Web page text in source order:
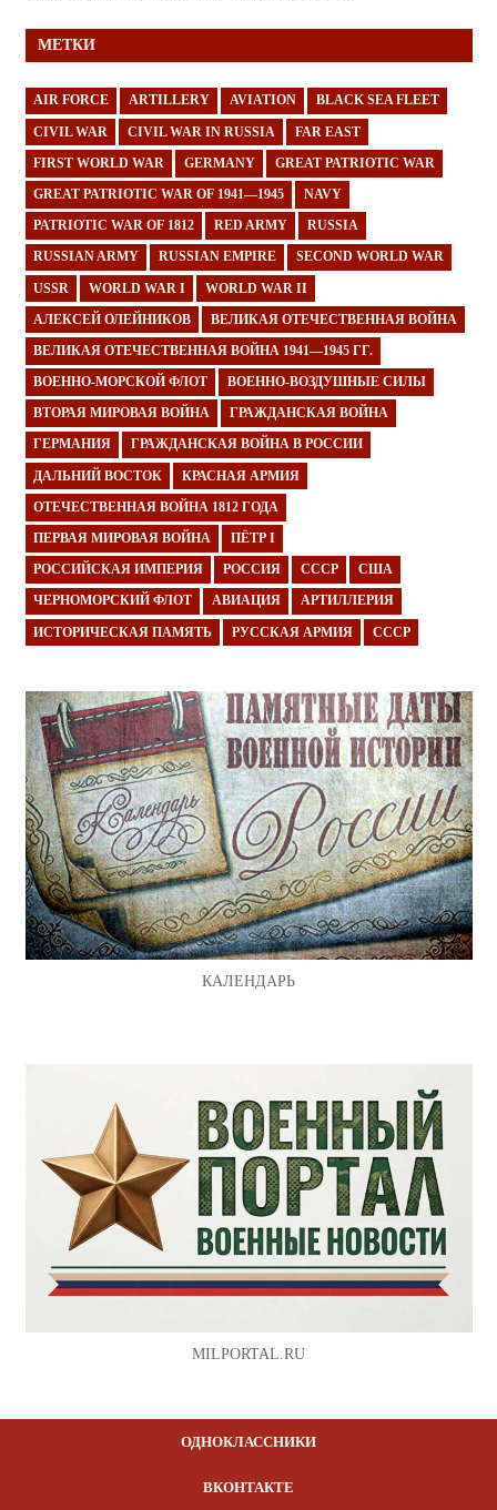
МЕТКИ
AIR FORCE ARTILLERY AVIATION BLACK SEA FLEET
CIVIL WAR CIVIL WAR IN RUSSIA FAR EAST
FIRST WORLD WAR GERMANY GREAT PATRIOTIC WAR
GREAT PATRIOTIC WAR OF 1941—1945 NAVY
PATRIOTIC WAR OF 1812 RED ARMY RUSSIA
RUSSIAN ARMY RUSSIAN EMPIRE SECOND WORLD WAR
USSR WORLD WAR I WORLD WAR II
АЛЕКСЕЙ ОЛЕЙНИКОВ ВЕЛИКАЯ ОТЕЧЕСТВЕННАЯ ВОЙНА
ВЕЛИКАЯ ОТЕЧЕСТВЕННАЯ ВОЙНА 1941—1945 ГГ.
ВОЕННО-МОРСКОЙ ФЛОТ ВОЕННО-ВОЗДУШНЫЕ СИЛЫ
ВТОРАЯ МИРОВАЯ ВОЙНА ГРАЖДАНСКАЯ ВОЙНА
ГЕРМАНИЯ ГРАЖДАНСКАЯ ВОЙНА В РОССИИ
ДАЛЬНИЙ ВОСТОК КРАСНАЯ АРМИЯ
ОТЕЧЕСТВЕННАЯ ВОЙНА 1812 ГОДА
ПЕРВАЯ МИРОВАЯ ВОЙНА ПЁТР I
РОССИЙСКАЯ ИМПЕРИЯ РОССИЯ СССР США
ЧЕРНОМОРСКИЙ ФЛОТ АВИАЦИЯ АРТИЛЛЕРИЯ
ИСТОРИЧЕСКАЯ ПАМЯТЬ РУССКАЯ АРМИЯ СССР
КАЛЕНДАРЬ
MILPORTAL.RU
ОДНОКЛАССНИКИ
ВКОНТАКТЕ